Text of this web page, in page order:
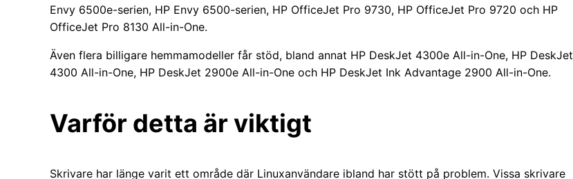
Envy 6500e-serien, HP Envy 6500-serien, HP OfficeJet Pro 9730, HP OfficeJet Pro 9720 och HP
OfficeJet Pro 8130 All-in-One.
Även flera billigare hemmamodeller får stöd, bland annat HP DeskJet 4300e All-in-One, HP DeskJet
4300 All-in-One, HP DeskJet 2900e All-in-One och HP DeskJet Ink Advantage 2900 All-in-One.
Varför detta är viktigt
Skrivare har länge varit ett område där Linuxanvändare ibland har stött på problem. Vissa skrivare